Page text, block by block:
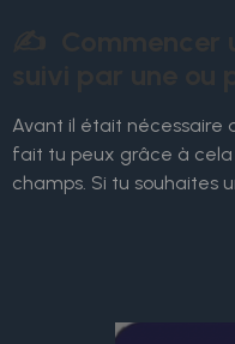
Avant il était nécessaire
fait tu peux grâce à
champs. Si tu souhaites